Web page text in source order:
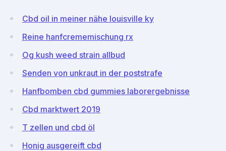
Cbd oil in meiner nähe louisville ky
Reine hanfcrememischung rx
Og kush weed strain allbud
Senden von unkraut in der poststrafe
Hanfbomben cbd gummies laborergebnisse
Cbd marktwert 2019
T zellen und cbd öl
Honig ausgereift cbd